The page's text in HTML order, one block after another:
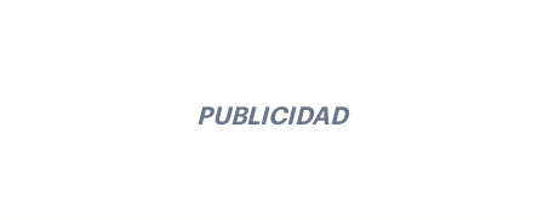
PUBLICIDAD